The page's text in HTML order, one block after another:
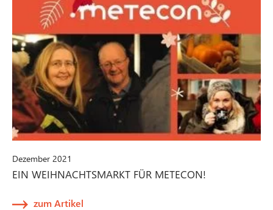
Dezember 2021
EIN WEIHNACHTSMARKT FÜR METECON!
zum Artikel